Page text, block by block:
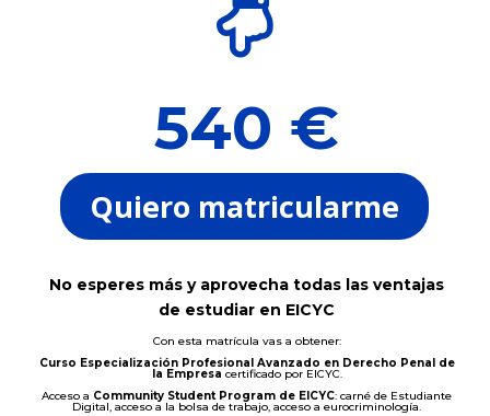

540 €
Quiero matricularme
No esperes más y aprovecha todas las ventajas
de estudiar en EICYC
Con esta matrícula vas a obtener:
Curso Especialización Profesional Avanzado en Derecho Penal de
la Empresa certificado por EICYC.
Acceso a Community Student Program de EICYC: carné de Estudiante
Digital, acceso a la bolsa de trabajo, acceso a eurocriminología.